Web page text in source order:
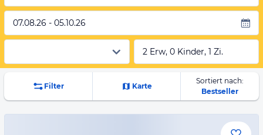
07.08.26 - 05.10.26
2 Erw, 0 Kinder, 1 Zi.
Filter Karte
Sortiert nach:
Bestseller